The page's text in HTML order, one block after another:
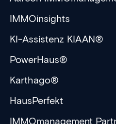
IMMOinsights
KI-Assistenz KIAAN®
PowerHaus®
Karthago®
HausPerfekt
IMMOmanagement